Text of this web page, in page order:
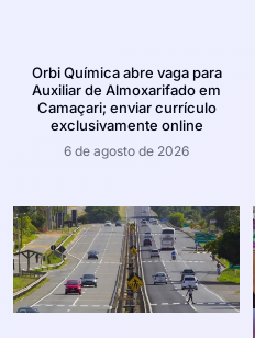
Orbi Química abre vaga para
Auxiliar de Almoxarifado em
Camaçari; enviar currículo
exclusivamente online
6 de agosto de 2026